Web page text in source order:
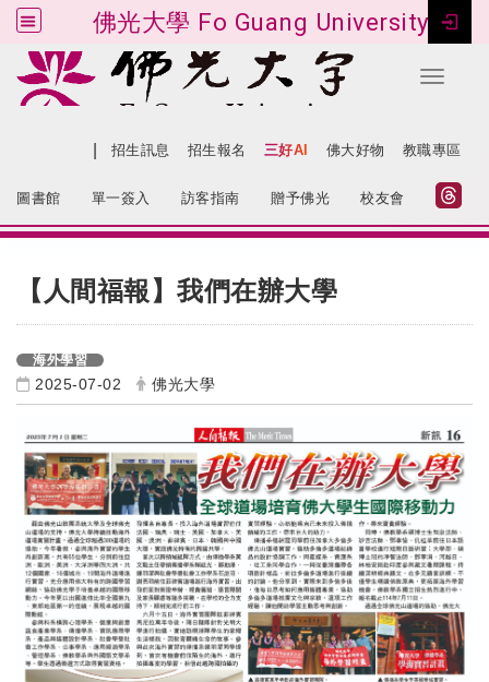
佛光大學 Fo Guang University
Toggle
跳到主要內容
招生訊息 招生報名 三好AI 佛大好物 教職專區
圖書館 單一簽入 訪客指南 贈予佛光 校友會
【人間福報】我們在辦大學
海外學習
2025-07-02 佛光大學